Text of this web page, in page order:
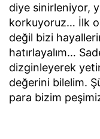
diye sinirleniyor,
korkuyoruz… İlk
değil bizi
hatırlayalım…
dizginleyerek
değerini bilelim.
para bizim